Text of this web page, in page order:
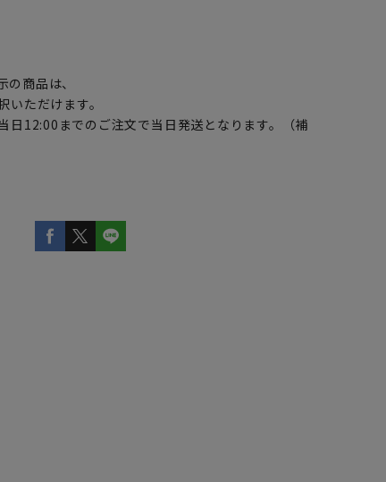
の商品は、
ただけます。
日12:00までのご注文で当日発送となります。（補